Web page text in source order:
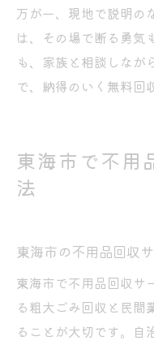
万が一、現地で説明の
は、その場で断る勇気
も、家族と相談しなが
で、納得のいく無料回
東海市で不用
法
東海市の不用品回収
東海市で不用品回収サ
る粗大ごみ回収と民間
ることが大切です。自